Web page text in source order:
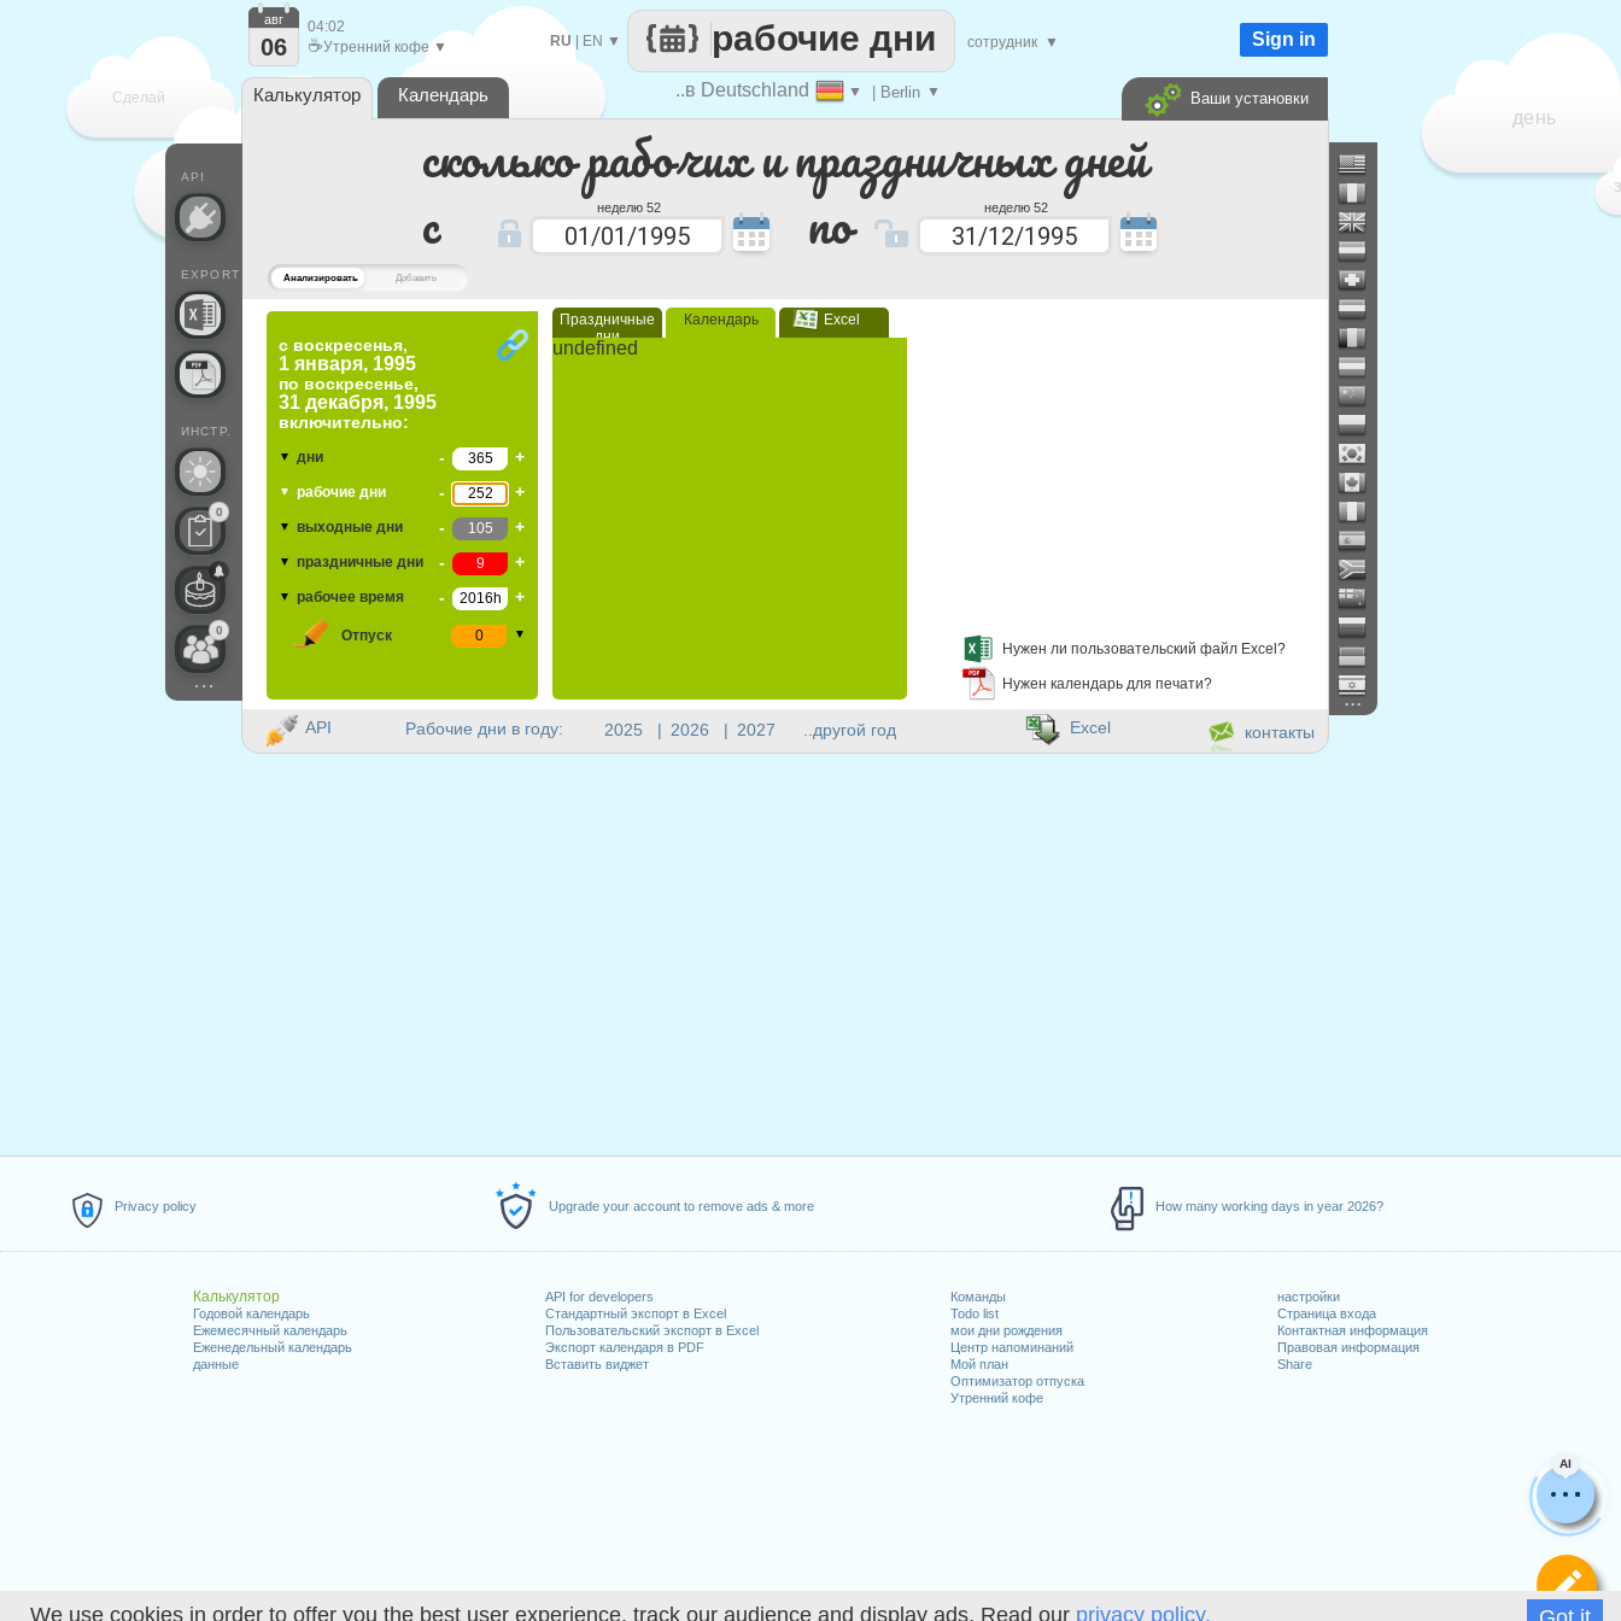
We use cookies in order to offer you the best user experience, track our audience and display ads. Read our privacy policy.
Privacy policy Upgrade your account to remove ads & more How many working days in year 2026?
Калькулятор
Годовой календарь
Ежемесячный календарь
Еженедельный календарь
данные
API for developers
Стандартный экспорт в Excel
Пользовательский экспорт в Excel
Экспорт календаря в PDF
Вставить виджет
Команды
Todo list
мои дни рождения
Центр напоминаний
Мой план
Оптимизатор отпуска
Утренний кофе
настройки
Страница входа
Контактная информация
Правовая информация
Share
Анализировать Добавить
сколько рабочих и праздничных дней
c
неделю 52 по неделю 52
с воскресенья,
1 января, 1995
по воскресенье,
31 декабря, 1995
включительно:
▼ дни - +
▼ рабочие дни - +
▼ выходные дни - +
▼ праздничные дни - +
▼ рабочее время - +
Отпуск ▼
Праздничные
дни
Календарь Excel
undefined
Нужен ли пользовательский файл Excel?
Нужен календарь для печати?
AI
Сделай
день
..в Deutschland ▼ | Berlin ▼
рабочие дни
RU| EN ▼ сотрудник ▼
API
EXPORT
ИНСТР.
0
0
...
авг
06
04:02
☕Утренний кофе ▼ Sign in
Калькулятор Календарь Ваши установки
Рабочие дни в году: 2025 | 2026 | 2027 ..другой год
...
API контакты
Excel